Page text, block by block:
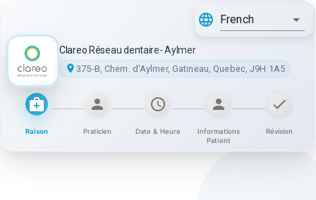
French
Clareo Réseau dentaire- Aylmer
375-B, Chem. d'Aylmer, Gatineau, Quebec, J9H 1A5
Raison Praticien Date & Heure
Informations
Patient
Révision